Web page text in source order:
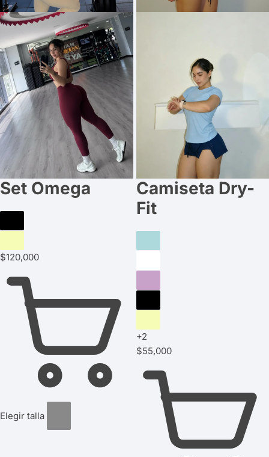
Set Omega
Marfil:
Azul
2:
agotado
Vinotinto:
$120,000
Elegir talla
Camiseta Dry-
Fit
+2
$55,000